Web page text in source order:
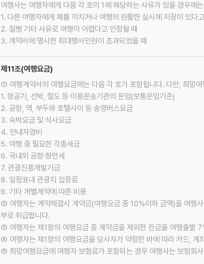
여행사는 여행자에게 다음 각 호의 1에 해당하는 사유가 있을 경우에
1. 다른 여행자에게 폐를 끼치거나 여행의 원활한 실시에 지장이 있다
2. 질병 기타 사유로 여행이 어렵다고 인정될 때
3. 계약서에 명시한 최대행사인원이 초과되었을 때
제11조(여행요금)
① 여행계약서의 여행요금에는 다음 각 호가 포함됩니다. 다만, 희망
1. 항공기, 선박, 철도 등 이용운송기관의 운임(보통운임기준)
2. 공항, 역, 부두와 호텔사이 등 송영버스요금
3. 숙박요금 및 식사요금
4. 안내자경비
5. 여행 중 필요한 각종세금
6. 국내외 공항·항만세
7. 관광진흥개발기금
8. 일정표내 관광지 입장료
9. 기타 개별계약에 따른 비용
② 여행자는 계약체결시 계약금(여행요금 중 10%이하 금액)을 여행
부로 취급합니다.
③ 여행자는 제1항의 여행요금 중 계약금을 제외한 잔금을 여행출발
④ 여행자는 제1항의 여행요금을 당사자가 약정한 바에 따라 카드, 계
⑤ 희망여행요금에 여행자 보험료가 포함되는 경우 여행사는 보험회